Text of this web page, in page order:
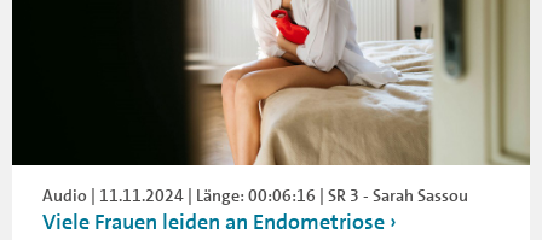
Audio | 11.11.2024 | Länge: 00:06:16 | SR 3 - Sarah Sassou
Viele Frauen leiden an Endometriose